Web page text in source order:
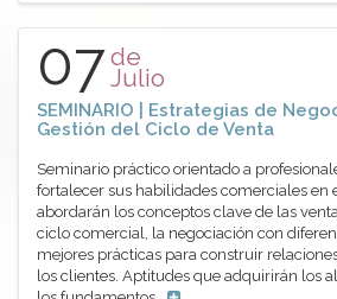
07de
Julio
SEMINARIO | Estrategias de
Gestión del Ciclo de Venta
Seminario práctico orientado a
fortalecer sus habilidades comerciales en
abordarán los conceptos clave de las
ciclo comercial, la negociación con
mejores prácticas para construir
los clientes. Aptitudes que adquirirán los